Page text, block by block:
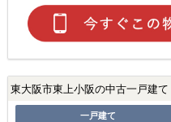
東大阪市東上小阪の中古一戸建て
一戸建て